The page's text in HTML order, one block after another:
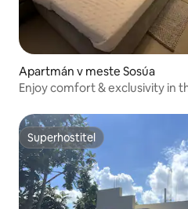
Apartmán v meste Sosúa
Enjoy comfort & exclusivity in
Superhostiteľ
Superhostiteľ